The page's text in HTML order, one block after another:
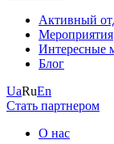
Активный
Мероприятия
Интересные
Блог
UaRuEn
Стать партнером
О нас